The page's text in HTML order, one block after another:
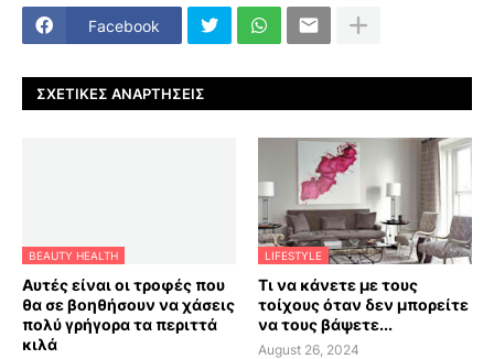
Facebook
ΣΧΕΤΙΚΈΣ ΑΝΑΡΤΉΣΕΙΣ
BEAUTY HEALTH
Αυτές είναι οι τροφές που
θα σε βοηθήσουν να χάσεις
πολύ γρήγορα τα περιττά
κιλά
LIFESTYLE
Τι να κάνετε με τους
τοίχους όταν δεν μπορείτε
να τους βάψετε...
August 26, 2024